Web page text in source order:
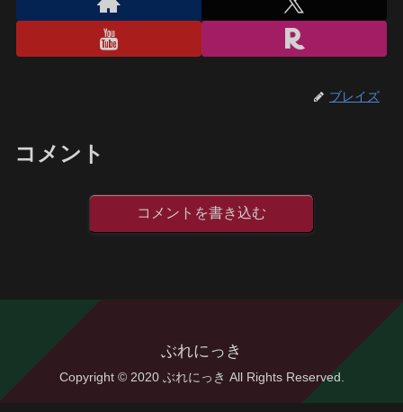
ブレイズ
コメント
コメントを書き込む
ぶれにっき
Copyright © 2020 ぶれにっき All Rights Reserved.